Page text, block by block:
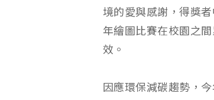
境的愛與感謝，得獎
年繪圖比賽在校園之
效。
因應環保減碳趨勢，